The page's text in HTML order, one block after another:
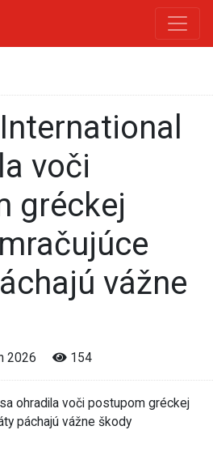
voči
gréckej
vážne
2026 154